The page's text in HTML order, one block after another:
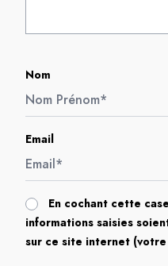
Nom
Email
En cochant cette
informations saisies
sur ce site internet